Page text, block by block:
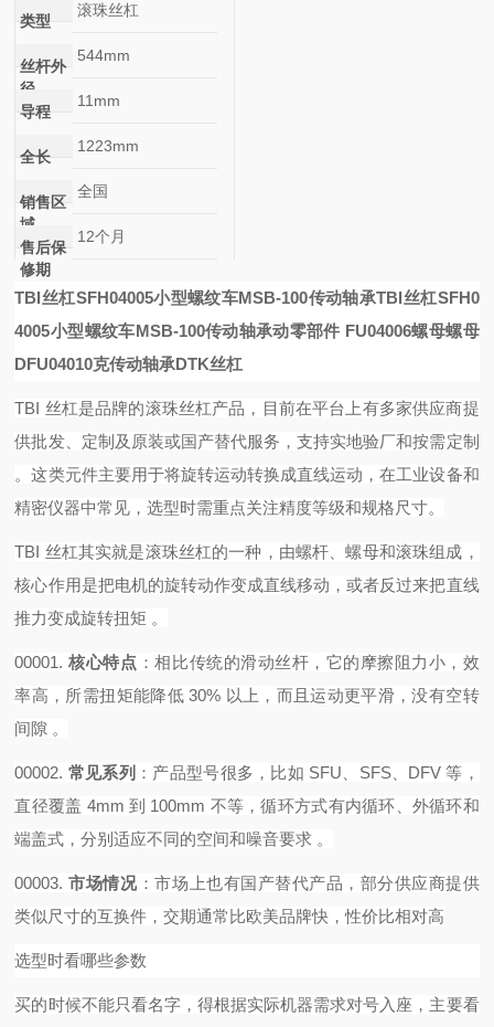
类型
滚珠丝杠
丝杆外
径
544mm
导程
11mm
全长
1223mm
销售区
域
全国
售后保
修期
12个月
TBI丝杠SFH04005小型螺纹车MSB-100传动轴承TBI丝杠SFH0
4005小型螺纹车MSB-100传动轴承动零部件 FU04006螺母螺母
DFU04010克传动轴承DTK丝杠
TBI 丝杠是品牌的滚珠丝杠产品，目前在平台上有多家供应商提
供批发、定制及原装或国产替代服务，支持实地验厂和按需定制
。这类元件主要用于将旋转运动转换成直线运动，在工业设备和
精密仪器中常见，选型时需重点关注精度等级和规格尺寸。
TBI 丝杠其实就是滚珠丝杠的一种，由螺杆、螺母和滚珠组成，
核心作用是把电机的旋转动作变成直线移动，或者反过来把直线
推力变成旋转扭矩 。‌‌‌
00001. 核心特点 ‌：相比传统的滑动丝杆，它的摩擦阻力小，效
率高，所需扭矩能降低 30% 以上，而且运动更平滑，没有空转
间隙 。
00002. 常见系列 ‌：产品型号很多，比如 SFU、SFS、DFV 等，
直径覆盖 4mm 到 100mm 不等，循环方式有内循环、外循环和
端盖式，分别适应不同的空间和噪音要求 。
00003. 市场情况 ‌：市场上也有国产替代产品，部分供应商提供
类似尺寸的互换件，交期通常比欧美品牌快，性价比相对高
选型时看哪些参数
买的时候不能只看名字，得根据实际机器需求对号入座，主要看